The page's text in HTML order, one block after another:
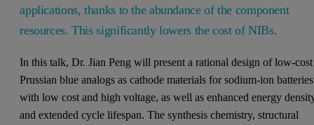
applications, thanks to the abundance of the component
resources. This significantly lowers the cost of NIBs.
In this talk, Dr. Jian Peng will present a rational design of low-cost
Prussian blue analogs as cathode materials for sodium-ion batteries
with low cost and high voltage, as well as enhanced energy
and extended cycle lifespan. The synthesis chemistry, structural